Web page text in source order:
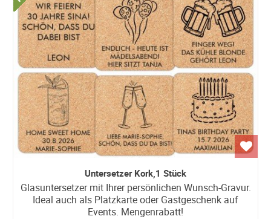
Untersetzer Kork,1 Stück
Glasuntersetzer mit Ihrer persönlichen Wunsch-Gravur.
Ideal auch als Platzkarte oder Gastgeschenk auf
Events. Mengenrabatt!